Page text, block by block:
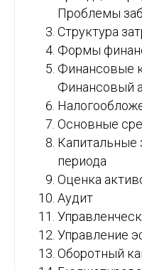
Проблемы
Структура
Формы
Финансовые
Финансовый
Основные
Капитальные
периода
Оценка
Аудит
Управление
Оборотный